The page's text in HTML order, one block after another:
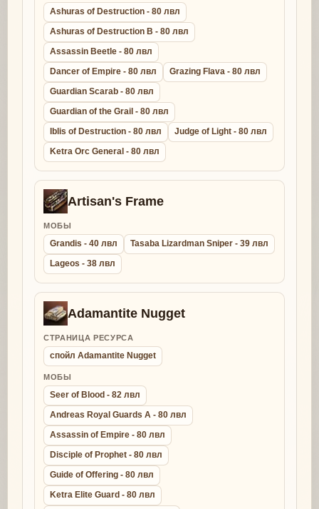
Ashuras of Destruction - 80 лвл
Ashuras of Destruction B - 80 лвл
Assassin Beetle - 80 лвл
Dancer of Empire - 80 лвл
Grazing Flava - 80 лвл
Guardian Scarab - 80 лвл
Guardian of the Grail - 80 лвл
Iblis of Destruction - 80 лвл
Judge of Light - 80 лвл
Ketra Orc General - 80 лвл
Artisan's Frame
МОБЫ
Grandis - 40 лвл
Tasaba Lizardman Sniper - 39 лвл
Lageos - 38 лвл
Adamantite Nugget
СТРАНИЦА РЕСУРСА
спойл Adamantite Nugget
МОБЫ
Seer of Blood - 82 лвл
Andreas Royal Guards A - 80 лвл
Assassin of Empire - 80 лвл
Disciple of Prophet - 80 лвл
Guide of Offering - 80 лвл
Ketra Elite Guard - 80 лвл